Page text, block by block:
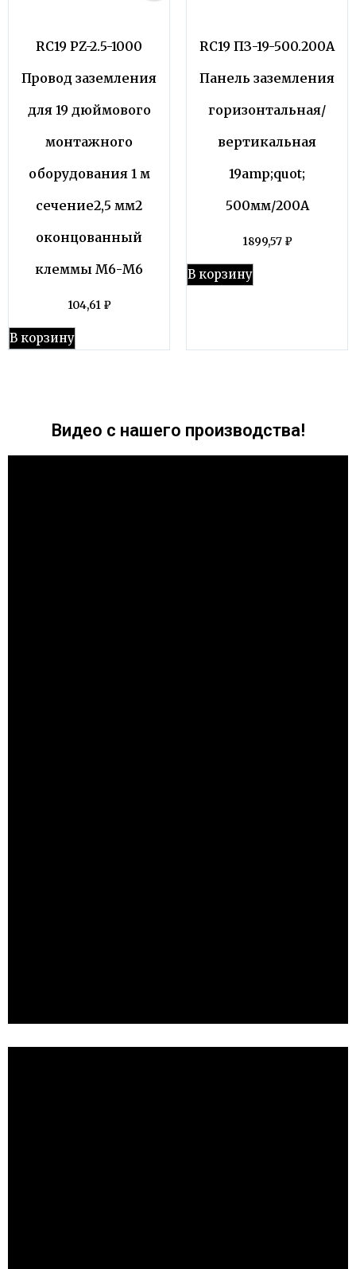
RC19 PZ-2.5-1000
Провод заземления
для 19 дюймового
монтажного
оборудования 1 м
сечение2,5 мм2
оконцованный
клеммы М6-М6
104,61 ₽
В корзину
RC19 ПЗ-19-500.200А
Панель заземления
горизонтальная/
вертикальная
19amp;quot;
500мм/200А
1899,57 ₽
В корзину
Видео с нашего производства!